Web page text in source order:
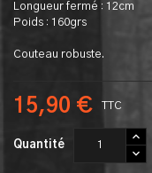
Longueur fermé : 12cm
Poids : 160grs
Couteau robuste.
15,90 € TTC
Quantité